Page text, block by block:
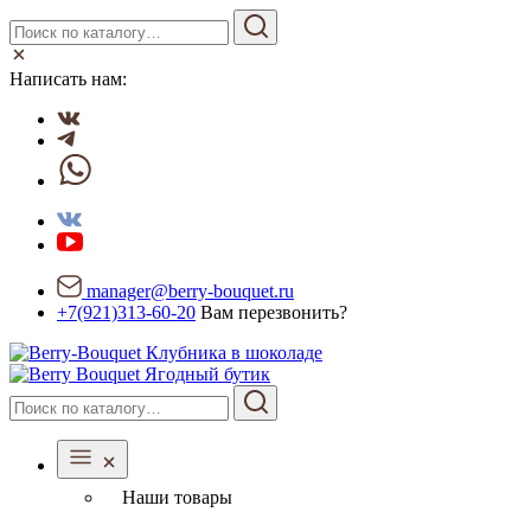
Написать нам:
manager@berry-bouquet.ru
+7(921)313-60-20 Вам перезвонить?
Ягодный бутик
Наши товары